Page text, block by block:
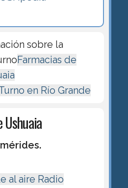
sobre la
Farmacias de
en Río Grande
Ushuaia
al aire Radio